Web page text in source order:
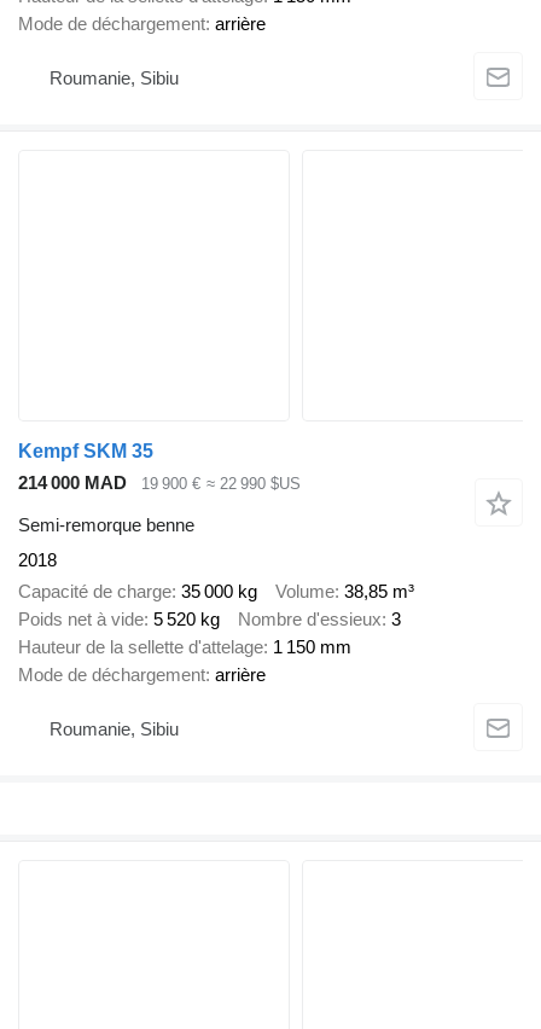
Mode de déchargement arrière
Roumanie, Sibiu
Kempf SKM 35
214 000 MAD
19 900 € ≈ 22 990 $US
Semi-remorque benne
2018
Capacité de charge 35 000 kg Volume 38,85 m³
Poids net à vide 5 520 kg Nombre d'essieux 3
Hauteur de la sellette d'attelage 1 150 mm
Mode de déchargement arrière
Roumanie, Sibiu